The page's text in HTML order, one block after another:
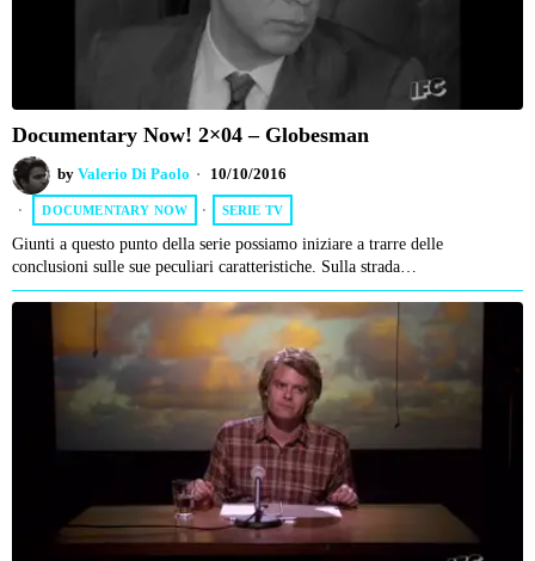
Documentary Now! 2×04 – Globesman
by Valerio Di Paolo 10/10/2016
DOCUMENTARY NOW · SERIE TV
Giunti a questo punto della serie possiamo iniziare a trarre delle
conclusioni sulle sue peculiari caratteristiche. Sulla strada…